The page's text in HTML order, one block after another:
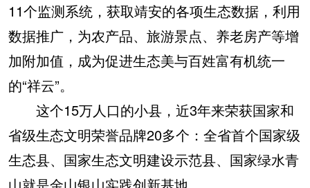
11个监测系统，获取靖安的各项生态数据，利用
数据推广，为农产品、旅游景点、养老房产等增
加附加值，成为促进生态美与百姓富有机统一
的“祥云”。
这个15万人口的小县，近3年来荣获国家和
省级生态文明荣誉品牌20多个：全省首个国家级
生态县、国家生态文明建设示范县、国家绿水青